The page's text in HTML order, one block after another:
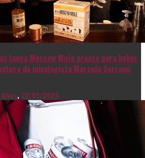
lança Moscow Mule pronto para beber
do mixologista Marcelo Serrano
, 22/05/2024